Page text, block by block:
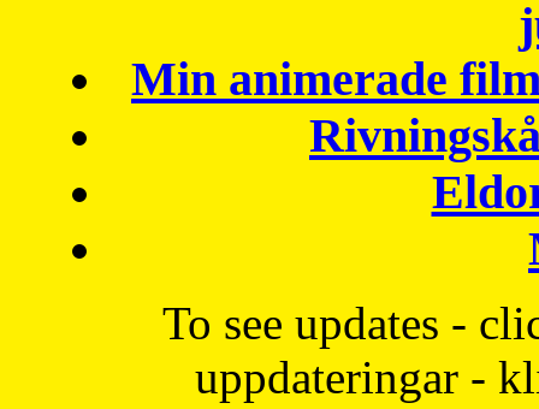
Min animerade
To see updates -
uppdateringar -